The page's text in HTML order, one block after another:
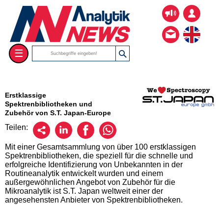
☰
Erstklassige
Spektrenbibliotheken und
Zubehör von S.T. Japan-Europe
Teilen:
Mit einer Gesamtsammlung von über 100 erstklassigen
Spektrenbibliotheken, die speziell für die schnelle und
erfolgreiche Identifizierung von Unbekannten in der
Routineanalytik entwickelt wurden und einem
außergewöhnlichen Angebot von Zubehör für die
Mikroanalytik ist S.T. Japan weltweit einer der
angesehensten Anbieter von Spektrenbibliotheken.